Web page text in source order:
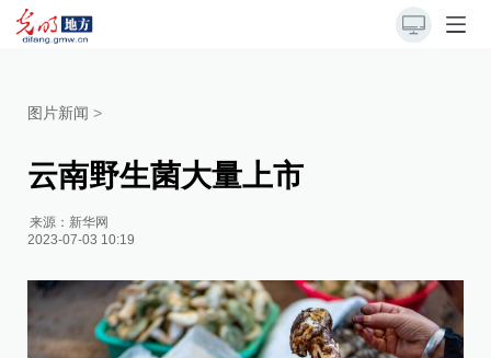
图片新闻 >
云南野生菌大量上市
来源： 新华网
2023-07-03 10:19